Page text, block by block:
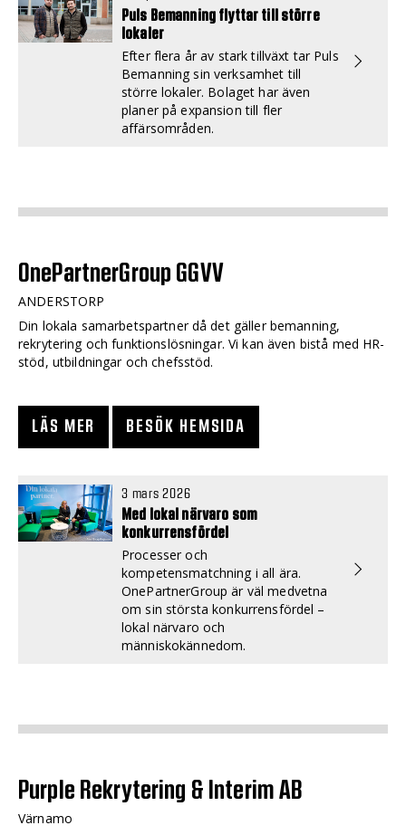
Puls Bemanning flyttar till större
lokaler
Efter flera år av stark tillväxt tar Puls
Bemanning sin verksamhet till
större lokaler. Bolaget har även
planer på expansion till fler
affärsområden.
OnePartnerGroup GGVV
ANDERSTORP
Din lokala samarbetspartner då det gäller bemanning,
rekrytering och funktionslösningar. Vi kan även bistå med HR-
stöd, utbildningar och chefsstöd.
LÄS MER BESÖK HEMSIDA
3 mars 2026
Med lokal närvaro som
konkurrensfördel
Processer och
kompetensmatchning i all ära.
OnePartnerGroup är väl medvetna
om sin största konkurrensfördel –
lokal närvaro och
människokännedom.
Purple Rekrytering & Interim AB
Värnamo